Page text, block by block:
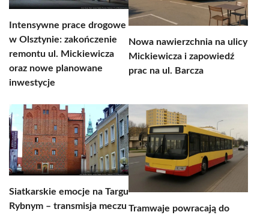
Intensywne prace drogowe
w Olsztynie: zakończenie
remontu ul. Mickiewicza
oraz nowe planowane
inwestycje
Nowa nawierzchnia na ulicy
Mickiewicza i zapowiedź
prac na ul. Barcza
Siatkarskie emocje na Targu
Rybnym – transmisja meczu Tramwaje powracają do